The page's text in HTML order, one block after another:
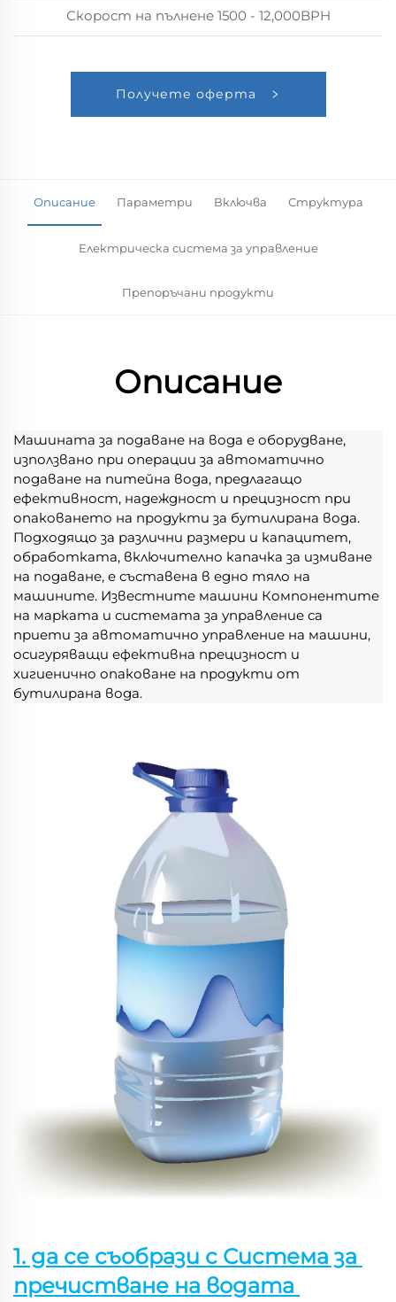
Скорост на пълнене 1500 - 12,000BPH
Получете оферта
Описание Параметри Включва Структура
Електрическа система за управление
Препоръчани продукти
Описание
Машината за подаване на вода е оборудване,
използвано при операции за автоматично
подаване на питейна вода, предлагащо
ефективност, надеждност и прецизност при
опаковането на продукти за бутилирана вода.
Подходящо за различни размери и капацитет,
обработката, включително капачка за измиване
на подаване, е съставена в едно тяло на
машините. Известните машини Компонентите
на марката и системата за управление са
приети за автоматично управление на машини,
осигуряващи ефективна прецизност и
хигиенично опаковане на продукти от
бутилирана вода.
1. да се съобрази с Система за
пречистване на водата